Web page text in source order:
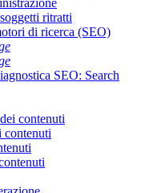
ritratti
di ricerca (SEO)
SEO: Search
contenuti
contenuti